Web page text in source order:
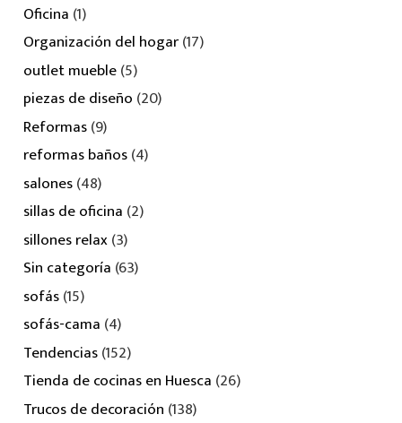
Oficina (1)
Organización del hogar(17)
outlet mueble(5)
piezas de diseño (20)
Reformas(9)
reformas baños(4)
salones(48)
sillas de oficina (2)
sillones relax(3)
Sin categoría (63)
sofás(15)
sofás-cama (4)
Tendencias(152)
Tienda de cocinas en Huesca (26)
Trucos de decoración (138)